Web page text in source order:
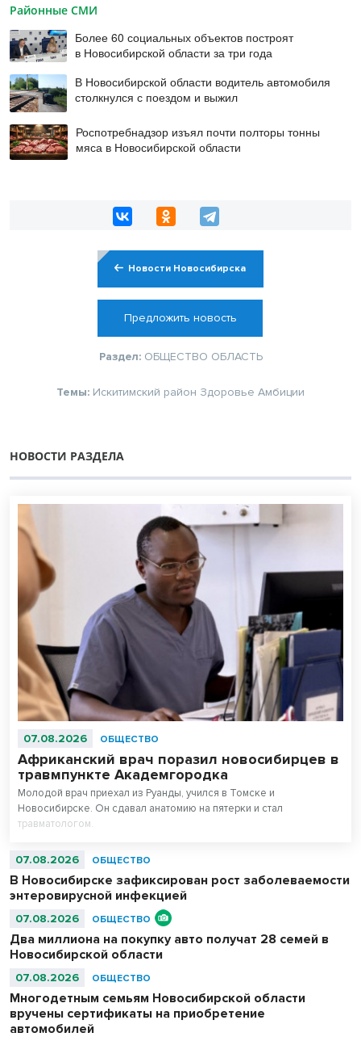
Районные СМИ
Более 60 социальных объектов построят
в Новосибирской области за три года
В Новосибирской области водитель автомобиля
столкнулся с поездом и выжил
Роспотребнадзор изъял почти полторы тонны
мяса в Новосибирской области
Новости Новосибирска
Предложить новость
Раздел: ОБЩЕСТВО ОБЛАСТЬ
Темы: Искитимский район Здоровье Амбиции
НОВОСТИ РАЗДЕЛА
07.08.2026 ОБЩЕСТВО
Африканский врач поразил новосибирцев в
травмпункте Академгородка
Молодой врач приехал из Руанды, учился в Томске и
Новосибирске. Он сдавал анатомию на пятерки и стал
травматологом.
07.08.2026 ОБЩЕСТВО
В Новосибирске зафиксирован рост заболеваемости
энтеровирусной инфекцией
07.08.2026 ОБЩЕСТВО
Два миллиона на покупку авто получат 28 семей в
Новосибирской области
07.08.2026 ОБЩЕСТВО
Многодетным семьям Новосибирской области
вручены сертификаты на приобретение
автомобилей